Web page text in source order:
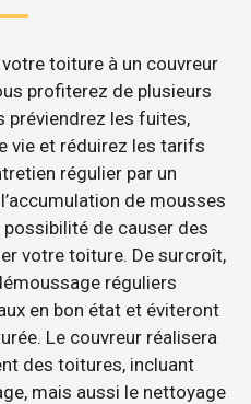
toiture à un couvreur
profiterez de plusieurs
préviendrez les fuites,
vie et réduirez les tarifs
régulier par un
de mousses
de causer des
votre toiture. De surcroît,
réguliers
en bon état et éviteront
Le couvreur réalisera
des toitures, incluant
mais aussi le nettoyage